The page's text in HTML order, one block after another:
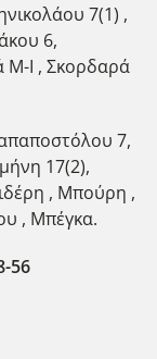
7(1) ,
6,
Μ-Ι , Σκορδαρά
7,
17(2),
, Μπούρη ,
, Μπέγκα.
56